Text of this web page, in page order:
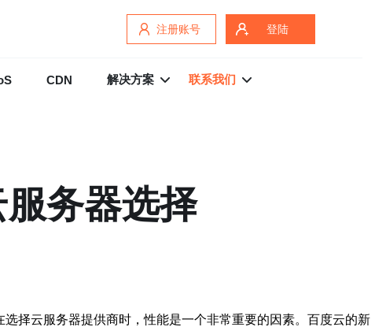
注册账号 登陆
CDN 解决方案 联系我们
务器选择
择云服务器提供商时，性能是一个非常重要的因素。百度云的新